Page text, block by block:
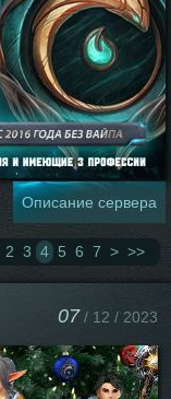
Описание сервера
2 3 4 5 6 7 > >>
07/ 12 / 2023